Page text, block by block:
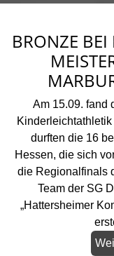
BRONZE BEI
Am 15.09. fand
durften die 16
Hessen, die sich
die Regionalfinals
Team der SG
„Hattersheimer